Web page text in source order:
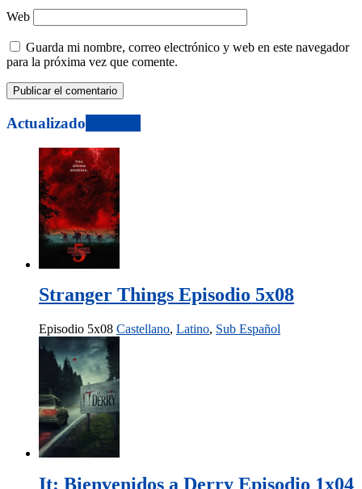
Web
Guarda mi nombre, correo electrónico y web en este navegador
para la próxima vez que comente.
Actualizado
Stranger Things Episodio 5x08
Episodio 5x08 Castellano, Latino, Sub Español
It: Bienvenidos a Derry Episodio 1x04